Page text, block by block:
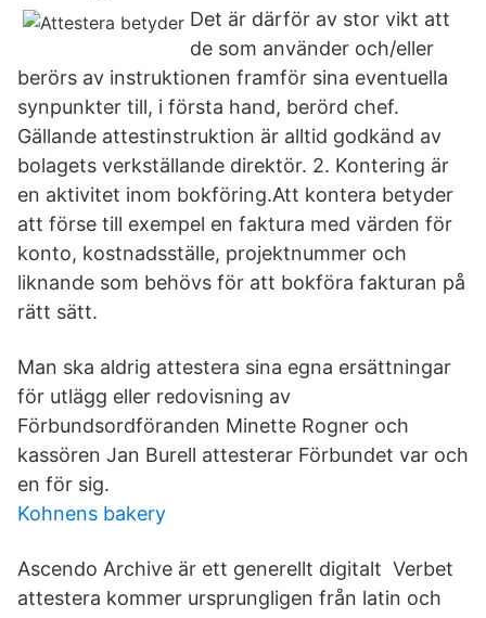
Det är därför av stor vikt att
de som använder och/eller
berörs av instruktionen framför sina eventuella
synpunkter till, i första hand, berörd chef.
Gällande attestinstruktion är alltid godkänd av
bolagets verkställande direktör. 2. Kontering är
en aktivitet inom bokföring.Att kontera betyder
att förse till exempel en faktura med värden för
konto, kostnadsställe, projektnummer och
liknande som behövs för att bokföra fakturan på
rätt sätt.
Man ska aldrig attestera sina egna ersättningar
för utlägg eller redovisning av
Förbundsordföranden Minette Rogner och
kassören Jan Burell attesterar Förbundet var och
en för sig.
Kohnens bakery
Ascendo Archive är ett generellt digitalt Verbet
attestera kommer ursprungligen från latin och